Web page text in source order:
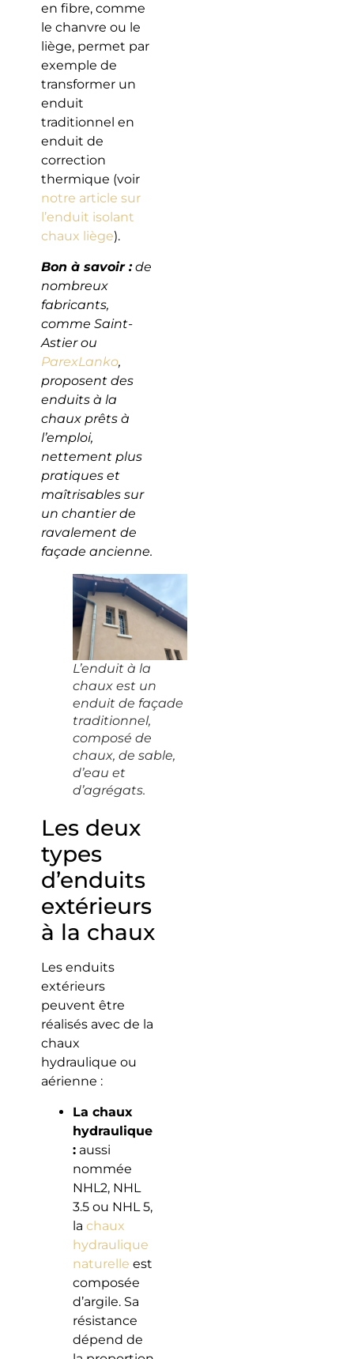
en fibre, comme
le chanvre ou le
liège, permet par
exemple de
transformer un
enduit
traditionnel en
enduit de
correction
thermique (voir
notre article sur
l’enduit isolant
chaux liège).
Bon à savoir :de
nombreux
fabricants,
comme Saint-
Astier ou
ParexLanko,
proposent des
enduits à la
chaux prêts à
l’emploi,
nettement plus
pratiques et
maîtrisables sur
un chantier de
ravalement de
façade ancienne.
L’enduit à la
chaux est un
enduit de façade
traditionnel,
composé de
chaux, de sable,
d’eau et
d’agrégats.
Les deux
types
d’enduits
extérieurs
à la chaux
Les enduits
extérieurs
peuvent être
réalisés avec de la
chaux
hydraulique ou
aérienne :
La chaux
hydraulique
:aussi
nommée
NHL2, NHL
3.5 ou NHL 5,
la chaux
hydraulique
naturelle est
composée
d’argile. Sa
résistance
dépend de